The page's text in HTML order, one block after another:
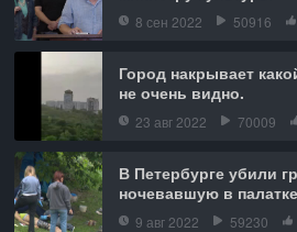
8 сен 2022 50916
Город накрывает
не очень видно.
23 авг 2022 70009
В Петербурге убили
ночевавшую в
9 авг 2022 59230